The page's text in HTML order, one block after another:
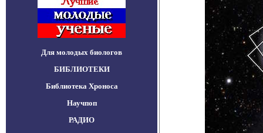
Для молодых биологов
БИБЛИОТЕКИ
Библиотека Хроноса
Научпоп
РАДИО